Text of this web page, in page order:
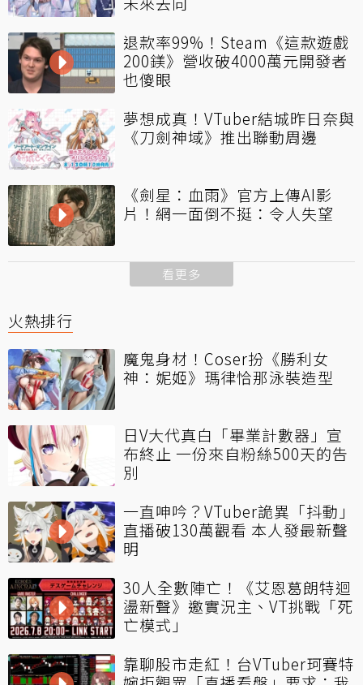
退款率99%！Steam《這款遊戲
200鎂》營收破4000萬元開發者
也傻眼
夢想成真！VTuber結城昨日奈與
《刀劍神域》推出聯動周邊
《劍星：血雨》官方上傳AI影
片！網一面倒不挺：令人失望
看更多
火熱排行
魔鬼身材！Coser扮《勝利女
神：妮姬》瑪律恰那泳裝造型
日V大代真白「畢業計數器」宣
布終止 一份來自粉絲500天的告
別
一直呻吟？VTuber詭異「抖動」
直播破130萬觀看 本人發最新聲
明
30人全數陣亡！《艾恩葛朗特迴
盪新聲》邀實況主、VT挑戰「死
亡模式」
靠聊股市走紅！台VTuber珂賽特